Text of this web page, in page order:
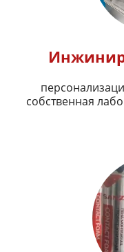
собственная